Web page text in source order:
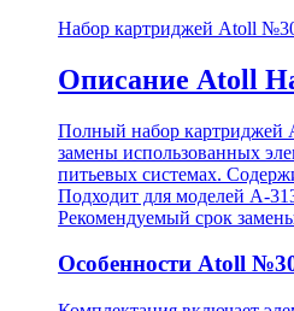
Набор картриджей Atoll
Описание Atoll
Полный набор картриджей
замены использованных
питьевых системах.
Подходит для моделей A-
Рекомендуемый срок
Особенности Atoll